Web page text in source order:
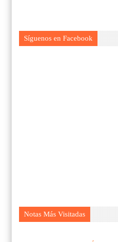
Síguenos en Facebook
Notas Más Visitadas